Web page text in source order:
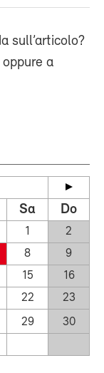
sull’articolo?
a
Sa Do
1
2
8
9
15
16
22
23
29
30